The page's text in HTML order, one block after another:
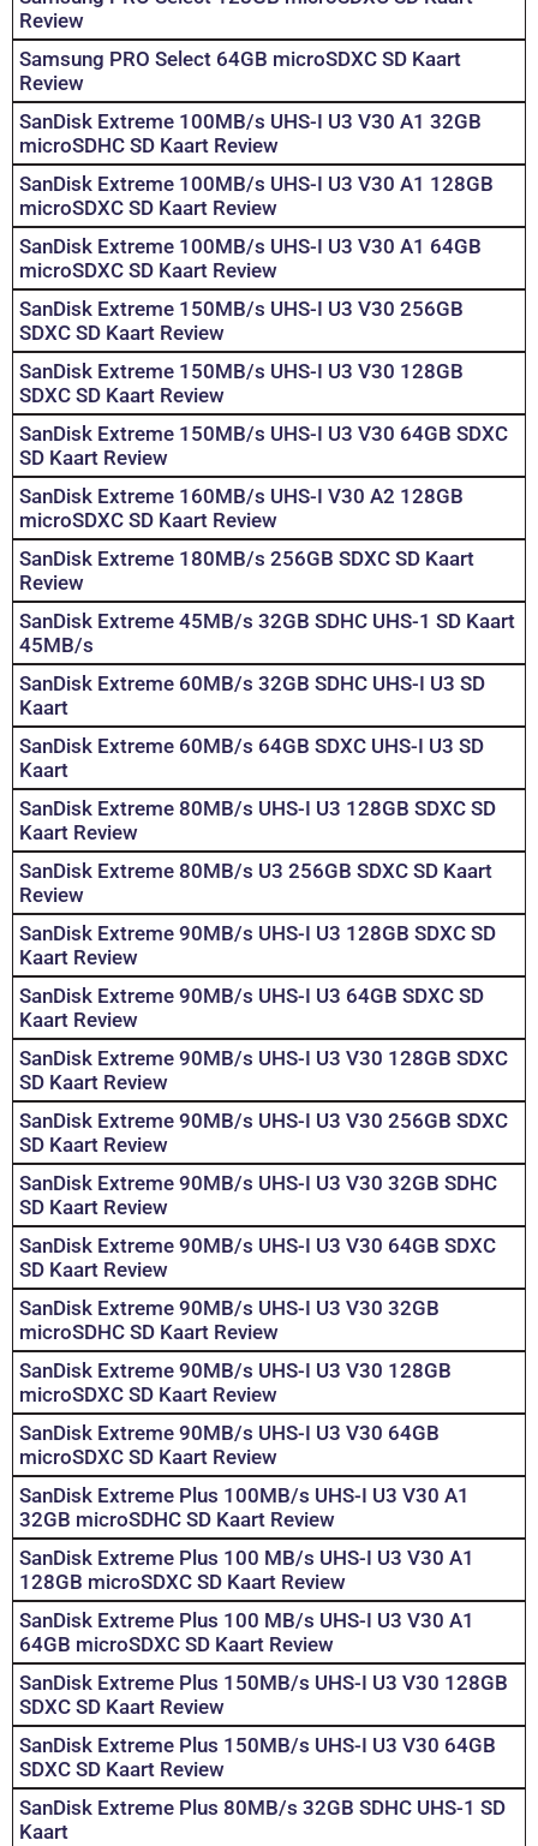
Review
Samsung PRO Select 64GB microSDXC SD Kaart
Review
SanDisk Extreme 100MB/s UHS-I U3 V30 A1 32GB
microSDHC SD Kaart Review
SanDisk Extreme 100MB/s UHS-I U3 V30 A1 128GB
microSDXC SD Kaart Review
SanDisk Extreme 100MB/s UHS-I U3 V30 A1 64GB
microSDXC SD Kaart Review
SanDisk Extreme 150MB/s UHS-I U3 V30 256GB
SDXC SD Kaart Review
SanDisk Extreme 150MB/s UHS-I U3 V30 128GB
SDXC SD Kaart Review
SanDisk Extreme 150MB/s UHS-I U3 V30 64GB SDXC
SD Kaart Review
SanDisk Extreme 160MB/s UHS-I V30 A2 128GB
microSDXC SD Kaart Review
SanDisk Extreme 180MB/s 256GB SDXC SD Kaart
Review
SanDisk Extreme 45MB/s 32GB SDHC UHS-1 SD Kaart
45MB/s
SanDisk Extreme 60MB/s 32GB SDHC UHS-I U3 SD
Kaart
SanDisk Extreme 60MB/s 64GB SDXC UHS-I U3 SD
Kaart
SanDisk Extreme 80MB/s UHS-I U3 128GB SDXC SD
Kaart Review
SanDisk Extreme 80MB/s U3 256GB SDXC SD Kaart
Review
SanDisk Extreme 90MB/s UHS-I U3 128GB SDXC SD
Kaart Review
SanDisk Extreme 90MB/s UHS-I U3 64GB SDXC SD
Kaart Review
SanDisk Extreme 90MB/s UHS-I U3 V30 128GB SDXC
SD Kaart Review
SanDisk Extreme 90MB/s UHS-I U3 V30 256GB SDXC
SD Kaart Review
SanDisk Extreme 90MB/s UHS-I U3 V30 32GB SDHC
SD Kaart Review
SanDisk Extreme 90MB/s UHS-I U3 V30 64GB SDXC
SD Kaart Review
SanDisk Extreme 90MB/s UHS-I U3 V30 32GB
microSDHC SD Kaart Review
SanDisk Extreme 90MB/s UHS-I U3 V30 128GB
microSDXC SD Kaart Review
SanDisk Extreme 90MB/s UHS-I U3 V30 64GB
microSDXC SD Kaart Review
SanDisk Extreme Plus 100MB/s UHS-I U3 V30 A1
32GB microSDHC SD Kaart Review
SanDisk Extreme Plus 100 MB/s UHS-I U3 V30 A1
128GB microSDXC SD Kaart Review
SanDisk Extreme Plus 100 MB/s UHS-I U3 V30 A1
64GB microSDXC SD Kaart Review
SanDisk Extreme Plus 150MB/s UHS-I U3 V30 128GB
SDXC SD Kaart Review
SanDisk Extreme Plus 150MB/s UHS-I U3 V30 64GB
SDXC SD Kaart Review
SanDisk Extreme Plus 80MB/s 32GB SDHC UHS-1 SD
Kaart